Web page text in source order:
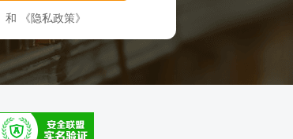
和 《隐私政策》